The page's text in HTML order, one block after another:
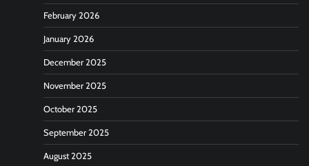
February 2026
January 2026
December 2025
November 2025
October 2025
September 2025
August 2025